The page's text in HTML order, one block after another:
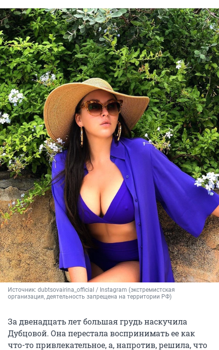
Источник: dubtsovairina_official / Instagram (экстремистская
организация, деятельность запрещена на территории РФ)
За двенадцать лет большая грудь наскучила
Дубцовой. Она перестала воспринимать ее как
что-то привлекательное, а, напротив, решила, что